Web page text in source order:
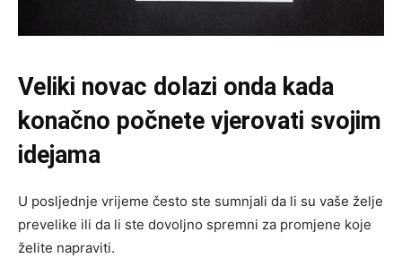
Veliki novac dolazi onda kada
konačno počnete vjerovati svojim
idejama
U posljednje vrijeme često ste sumnjali da li su vaše želje
prevelike ili da li ste dovoljno spremni za promjene koje
želite napraviti.